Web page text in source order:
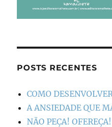
POSTS RECENTES
COMO
A ANSIEDADE QUE
NÃO PEÇA! OFEREÇA!